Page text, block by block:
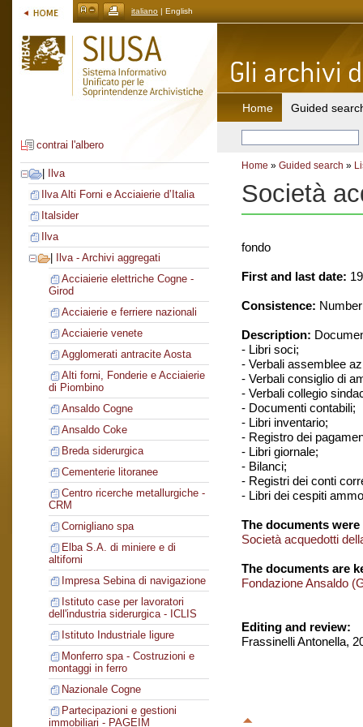
italiano | English
contrai l'albero
Ilva
Ilva Alti Forni e Acciaierie d’Italia
Italsider
Ilva
Ilva - Archivi aggregati
Acciaierie elettriche Cogne -
Girod
Acciaierie e ferriere nazionali
Acciaierie venete
Agglomerati antracite Aosta
Alti forni, Fonderie e Acciaierie
di Piombino
Ansaldo Cogne
Ansaldo Coke
Breda siderurgica
Cementerie litoranee
Centro ricerche metallurgiche -
CRM
Cornigliano spa
Elba S.A. di miniere e di
altiforni
Impresa Sebina di navigazione
Istituto case per lavoratori
dell'industria siderurgica - ICLIS
Istituto Industriale ligure
Monferro spa - Costruzioni e
montaggi in ferro
Nazionale Cogne
Partecipazioni e gestioni
immobiliari - PAGEIM
Home Guided
Home » Guided search »
Società
fondo
First and last date:
Consistence:
Description:
- Libri soci;
- Verbali assemblee
- Verbali consiglio di
- Verbali collegio
- Documenti contabili;
- Libri inventario;
- Registro dei
- Libri giornale;
- Bilanci;
- Registri dei conti
- Libri dei cespiti
The documents
Società acquedotti
The documents are
Fondazione Ansaldo
Editing and review:
Frassinelli Antonella,